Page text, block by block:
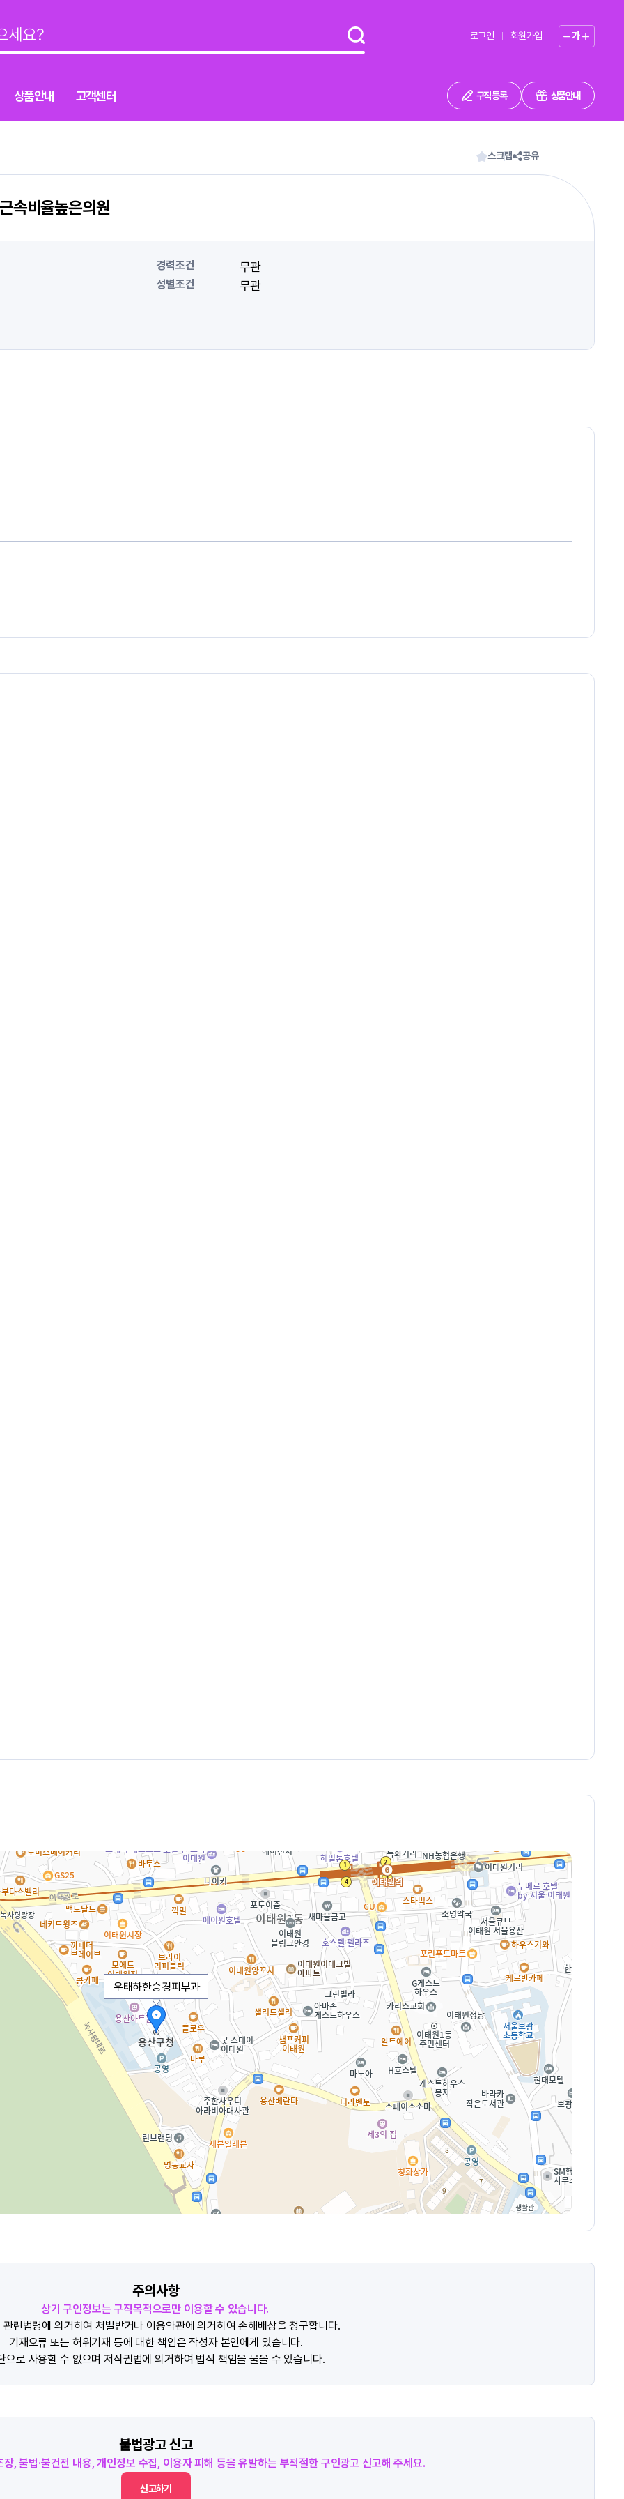
로그인 회원가입 가
상품안내 고객센터 구직 등록 상품안내
스크랩 공유
속비율높은의원
경력조건 무관
성별조건 무관
우태하한승경피부과
주의사항
상기 구인정보는 구직목적으로만 이용할 수 있습니다.
관련법령에 의거하여 처벌받거나 이용약관에 의거하여 손해배상을 청구합니다.
기재오류 또는 허위기재 등에 대한 책임은 작성자 본인에게 있습니다.
으로 사용할 수 없으며 저작권법에 의거하여 법적 책임을 물을 수 있습니다.
불법광고 신고
장, 불법·불건전 내용, 개인정보 수집, 이용자 피해 등을 유발하는 부적절한 구인광고 신고해 주세요.
신고하기